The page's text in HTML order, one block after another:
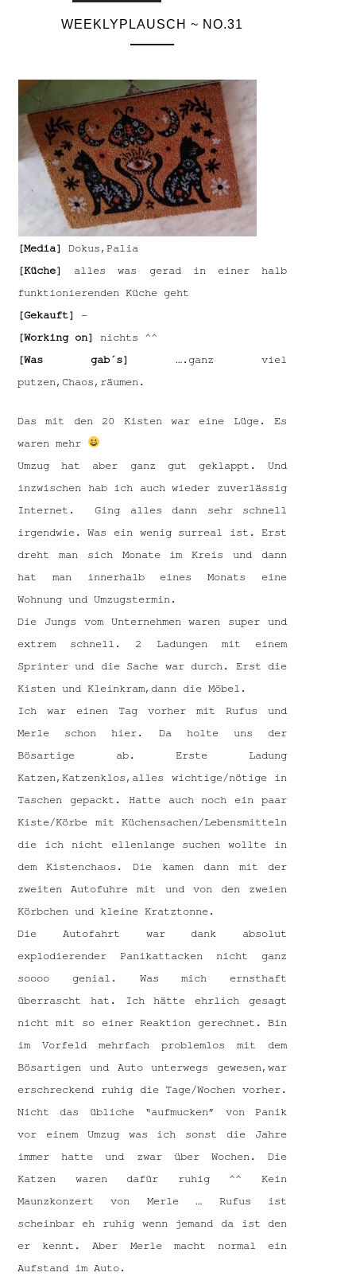
WEEKLYPLAUSCH ~ NO.31
[Media]
Dokus,Palia
[Küche]
alles was gerad in einer halb
funktionierenden Küche geht
[Gekauft] –
[Working on]
nichts ^^
[Was gab´s]….ganz viel
putzen,Chaos,räumen.
Das mit den 20 Kisten war eine Lüge. Es
waren mehr
Umzug hat aber ganz gut geklappt. Und
inzwischen hab ich auch wieder zuverlässig
Internet. Ging alles dann sehr schnell
irgendwie. Was ein wenig surreal ist. Erst
dreht man sich Monate im Kreis und dann
hat man innerhalb eines Monats eine
Wohnung und Umzugstermin.
Die Jungs vom Unternehmen waren super und
extrem schnell. 2 Ladungen mit einem
Sprinter und die Sache war durch. Erst die
Kisten und Kleinkram,dann die Möbel.
Ich war einen Tag vorher mit Rufus und
Merle schon hier. Da holte uns der
Bösartige ab. Erste Ladung
Katzen,Katzenklos,alles wichtige/nötige in
Taschen gepackt. Hatte auch noch ein paar
Kiste/Körbe mit Küchensachen/Lebensmitteln
die ich nicht ellenlange suchen wollte in
dem Kistenchaos. Die kamen dann mit der
zweiten Autofuhre mit und von den zweien
Körbchen und kleine Kratztonne.
Die Autofahrt war dank absolut
explodierender Panikattacken nicht ganz
soooo genial. Was mich ernsthaft
überrascht hat. Ich hätte ehrlich gesagt
nicht mit so einer Reaktion gerechnet. Bin
im Vorfeld mehrfach problemlos mit dem
Bösartigen und Auto unterwegs gewesen,war
erschreckend ruhig die Tage/Wochen vorher.
Nicht das übliche “aufmucken” von Panik
vor einem Umzug was ich sonst die Jahre
immer hatte und zwar über Wochen. Die
Katzen waren dafür ruhig ^^ Kein
Maunzkonzert von Merle … Rufus ist
scheinbar eh ruhig wenn jemand da ist den
er kennt. Aber Merle macht normal ein
Aufstand im Auto.